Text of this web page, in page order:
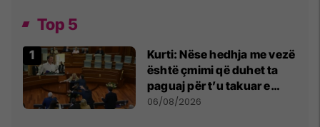
Top 5
Kurti: Nëse hedhja me vezë
është çmimi që duhet ta
paguaj për t’u takuar e
bashkëbiseduar jam i
06/08/2026